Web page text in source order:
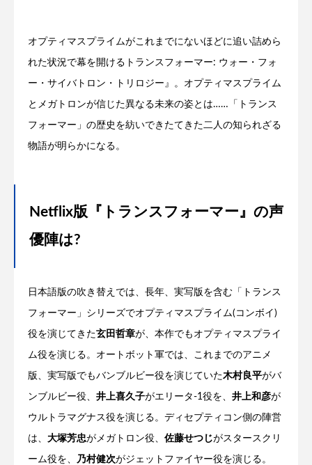
オプティマスプライムがこれまでにないほどに追い詰めら
れた状況で幕を開けるトランスフォーマー: ウォー・フォ
ー・サイバトロン・トリロジー』。オプティマスプライム
とメガトロンが信じた異なる未来の姿とは……「トランス
フォーマー」の歴史を紡いできたてきた二人の知られざる
物語が明らかになる。
Netflix版『トランスフォーマー』の声
優陣は?
日本語版の吹き替えでは、長年、実写版を含む「トランス
フォーマー」シリーズでオプティマスプライム(コンボイ)
役を演じてきた玄田哲章が、本作でもオプティマスプライ
ム役を演じる。オートボット軍では、これまでのアニメ
版、実写版でもバンブルビー役を演じていた木村良平がバ
ンブルビー役、 井上喜久子がエリータ-1役を、 井上和彦が
ウルトラマグナス役を演じる。ディセプティコン側の陣営
は、 大塚芳忠がメガトロン役、 佐藤せつじがスタースクリ
ーム役を、 乃村健次がジェットファイヤー役を演じる。